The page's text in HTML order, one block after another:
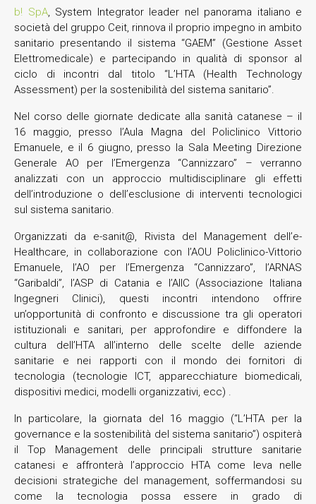
b! SpA, System Integrator leader nel panorama italiano e
società del gruppo Ceit, rinnova il proprio impegno in ambito
sanitario presentando il sistema “GAEM” (Gestione Asset
Elettromedicale) e partecipando in qualità di sponsor al
ciclo di incontri dal titolo “L’HTA (Health Technology
Assessment) per la sostenibilità del sistema sanitario”.
Nel corso delle giornate dedicate alla sanità catanese – il
16 maggio, presso l’Aula Magna del Policlinico Vittorio
Emanuele, e il 6 giugno, presso la Sala Meeting Direzione
Generale AO per l’Emergenza “Cannizzaro” – verranno
analizzati con un approccio multidisciplinare gli effetti
dell’introduzione o dell’esclusione di interventi tecnologici
sul sistema sanitario.
Organizzati da e-sanit@, Rivista del Management dell’e-
Healthcare, in collaborazione con l’AOU Policlinico-Vittorio
Emanuele, l’AO per l’Emergenza “Cannizzaro”, l’ARNAS
“Garibaldi”, l’ASP di Catania e l’AIIC (Associazione Italiana
Ingegneri Clinici), questi incontri intendono offrire
un’opportunità di confronto e discussione tra gli operatori
istituzionali e sanitari, per approfondire e diffondere la
cultura dell’HTA all’interno delle scelte delle aziende
sanitarie e nei rapporti con il mondo dei fornitori di
tecnologia (tecnologie ICT, apparecchiature biomedicali,
dispositivi medici, modelli organizzativi, ecc) .
In particolare, la giornata del 16 maggio (“L’HTA per la
governance e la sostenibilità del sistema sanitario”) ospiterà
il Top Management delle principali strutture sanitarie
catanesi e affronterà l’approccio HTA come leva nelle
decisioni strategiche del management, soffermandosi su
come la tecnologia possa essere in grado di